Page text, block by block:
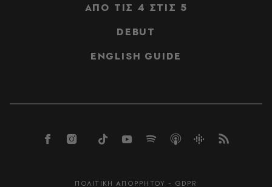
ΑΠΟ ΤΙΣ 4 ΣΤΙΣ 5
DEBUT
ENGLISH GUIDE
ΠΟΛΙΤΙΚΗ ΑΠΟΡΡΗΤΟΥ - GDPR